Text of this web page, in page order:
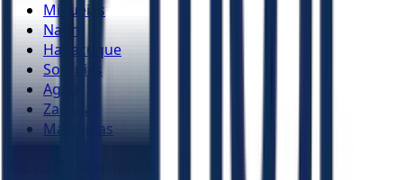
Miquéias
Naum
Habacuque
Sofonias
Ageu
Zacarias
Malaquias